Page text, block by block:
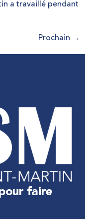
a travaillé pendant
Prochain →
faire